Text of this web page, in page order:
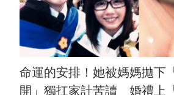
命運的安排！她被媽媽拋下
開」獨扛家計苦讀 婚禮上